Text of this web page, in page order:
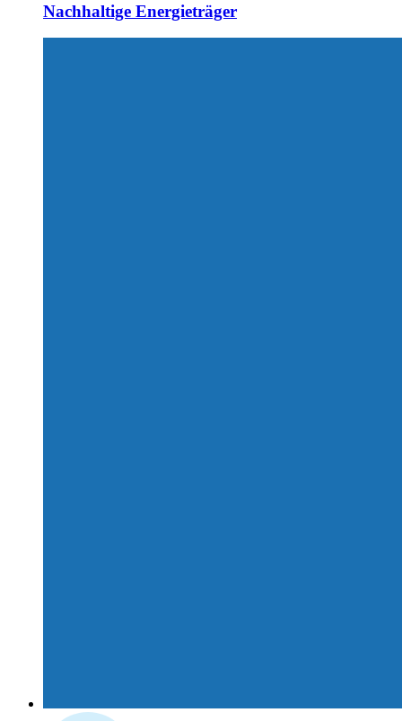
Nachhaltige Energieträger